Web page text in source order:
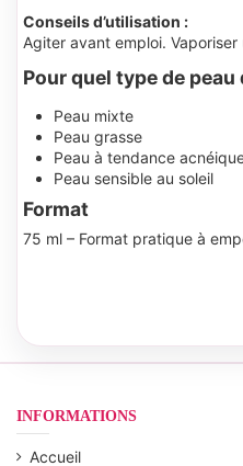
Conseils d’utilisation :
Agiter avant emploi.
Pour quel type de
Peau mixte
Peau grasse
Peau à tendance
Peau sensible au soleil
Format
75 ml – Format pratique à
INFORMATIONS
Accueil